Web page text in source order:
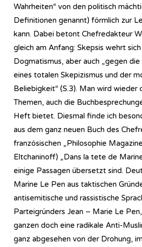
Wahrheiten“ von den politisch
Definitionen genannt) förmlich zur
kann. Dabei betont Chefredakteur
gleich am Anfang: Skepsis wehrt
Dogmatismus, aber auch „gegen
eines totalen Skepizismus und der
Beliebigkeit“ (S.3). Man wird wieder
Themen, auch die
Heft bietet. Diesmal finde ich
aus dem ganz neuen Buch des
französischen „Philosophie
Eltchaninoff) „Dans la tete de
einige Passagen übersetzt sind.
Marine Le Pen aus taktischen
antisemitische und rassistische
Parteigründers Jean – Marie Le
ganzen doch eine radikale Anti-
ganz abgesehen von der Drohung,